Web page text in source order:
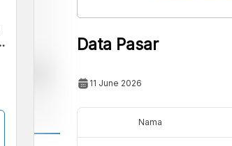
Data Pasar
11 June 2026
Nama